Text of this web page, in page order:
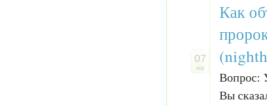
07
апр
Как
Вопрос:
Вы